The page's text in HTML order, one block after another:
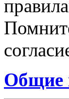
Общие